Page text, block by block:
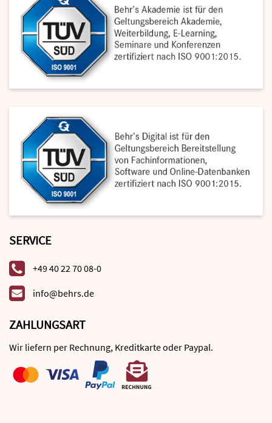
SERVICE
+49 40 22 70 08-0
info@behrs.de
ZAHLUNGSART
Wir liefern per Rechnung, Kreditkarte oder Paypal.